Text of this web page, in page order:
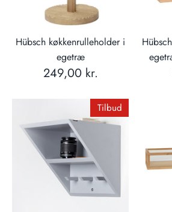
Hübsch køkkenrulleholder i
egetræ
249,00 kr.
Tilbud